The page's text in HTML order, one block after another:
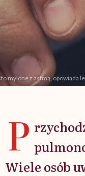
mylone z astmą, opowiada
P
Wiele osób